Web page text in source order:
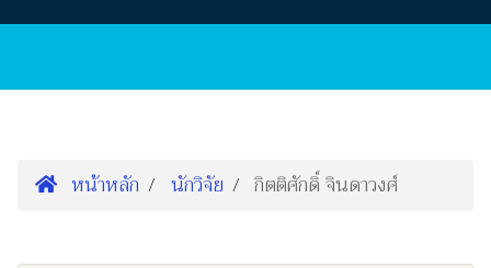
หน้าหลัก นักวิจัย กิตติศักดิ์ จินดาวงศ์